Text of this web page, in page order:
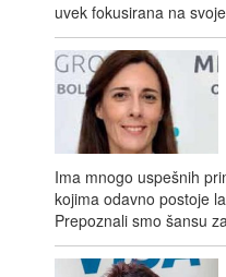
uvek fokusirana na
Ima mnogo uspešnih
kojima odavno postoje
Prepoznali smo šansu